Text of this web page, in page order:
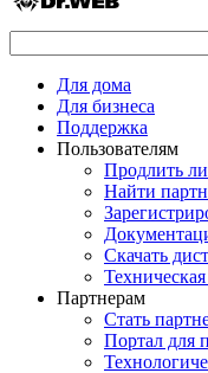
Для дома
Для бизнеса
Поддержка
Пользователям
Продлить
Найти
Скачать
Партнерам
Стать
Портал для